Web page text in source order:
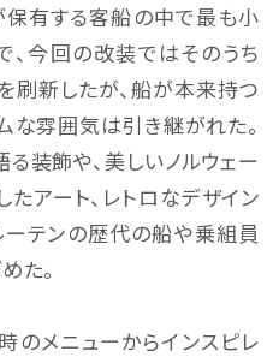
保有する客船の中で最も小
今回の改装ではそのうち
刷新したが、船が本来持つ
な雰囲気は引き継がれた。
装飾や、美しいノルウェー
アート、レトロなデザイン
ーテンの歴代の船や乗組員
た。
のメニューからインスピレ